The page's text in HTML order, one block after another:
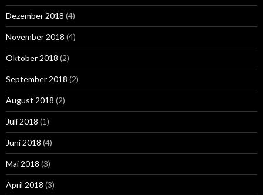
Dezember 2018 (4)
November 2018 (4)
Oktober 2018 (2)
September 2018 (2)
August 2018 (2)
Juli 2018 (1)
Juni 2018 (4)
Mai 2018 (3)
April 2018 (3)